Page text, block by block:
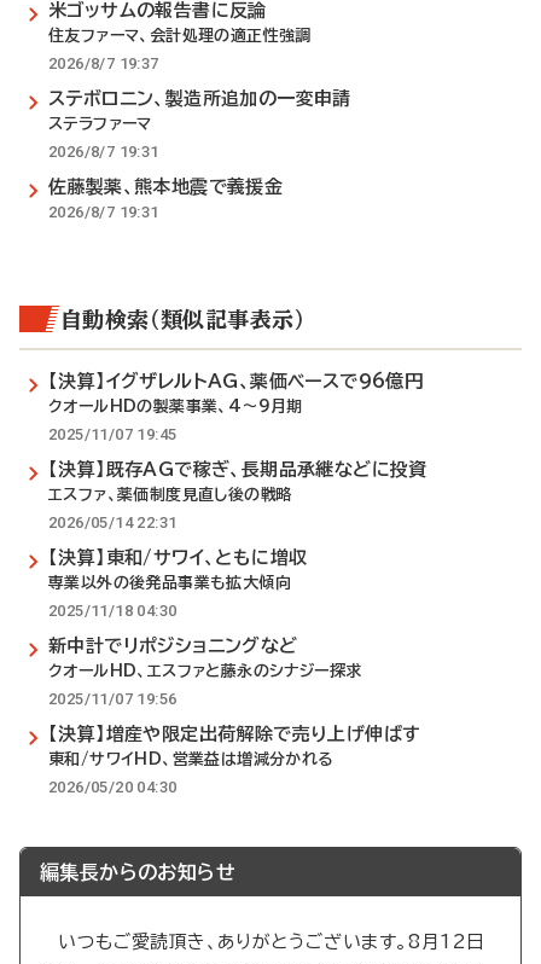
米ゴッサムの報告書に反論
住友ファーマ、会計処理の適正性強調
2026/8/7 19:37
ステボロニン、製造所追加の一変申請
ステラファーマ
2026/8/7 19:31
佐藤製薬、熊本地震で義援金
2026/8/7 19:31
自動検索（類似記事表示）
【決算】イグザレルトAG、薬価ベースで96億円
クオールHDの製薬事業、4～9月期
2025/11/07 19:45
【決算】既存AGで稼ぎ、長期品承継などに投資
エスファ、薬価制度見直し後の戦略
2026/05/14 22:31
【決算】東和/サワイ、ともに増収
専業以外の後発品事業も拡大傾向
2025/11/18 04:30
新中計でリポジショニングなど
クオールHD、エスファと藤永のシナジー探求
2025/11/07 19:56
【決算】増産や限定出荷解除で売り上げ伸ばす
東和/サワイHD、営業益は増減分かれる
2026/05/20 04:30
編集長からのお知らせ
いつもご愛読頂き、ありがとうございます。8月12日